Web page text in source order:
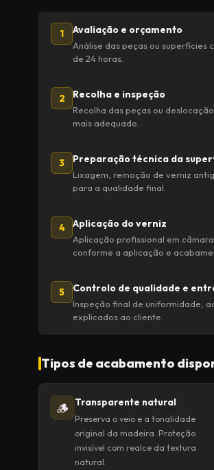
1 Avaliação e orçamento
Análise das peças ou superfícies
de 24 horas.
2 Recolha e inspeção
Recolha das peças ou
mais adequado.
3 Preparação técnica da
Lixagem, remoção de verniz
para a qualidade final.
4 Aplicação do verniz
Aplicação profissional em
conforme a aplicação e
5 Controlo de qualidade e
Inspeção final de uniformidade,
explicados ao cliente.
Tipos de acabamento
🪵 Transparente natural
Preserva o veio e a tonalidade
original da madeira. Proteção
invisível com realce da textura
natural.